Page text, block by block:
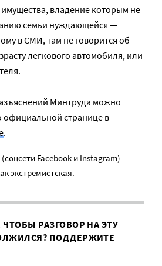
имущества, владение которым не
семьи нуждающейся —
в СМИ, там не говорится об
легкового автомобиля, или
Минтруда можно
официальной странице в
.
Facebook и Instagram)
экстремистская.
РАЗГОВОР НА ЭТУ
ПОДДЕРЖИТЕ